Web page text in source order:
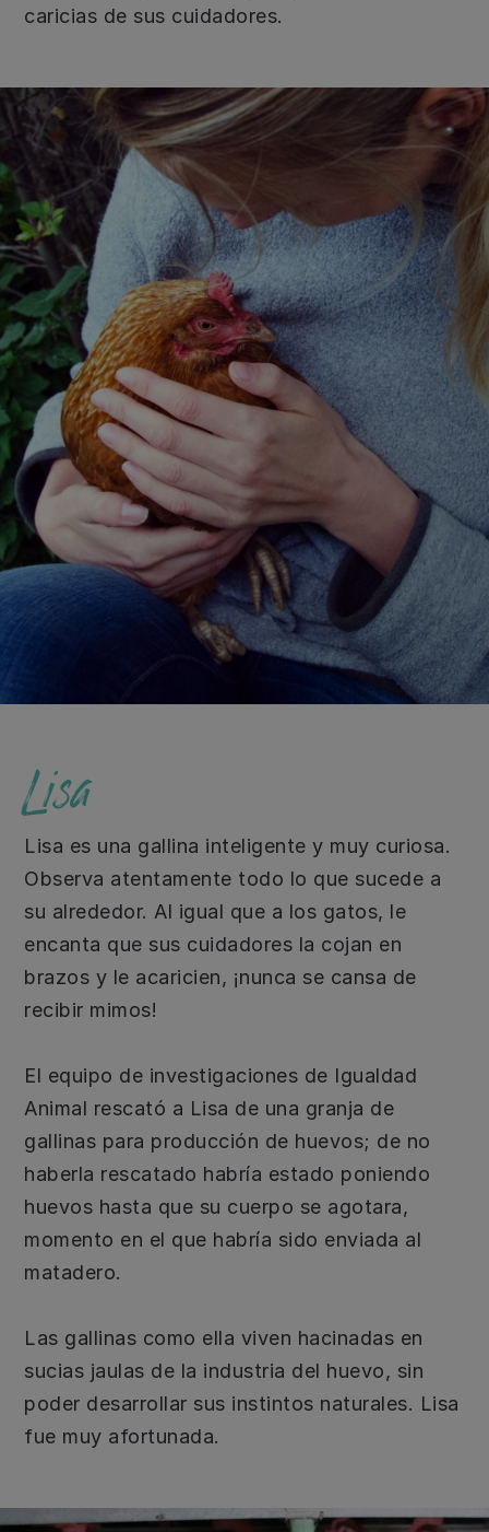
caricias de sus cuidadores.
Lisa
Lisa es una gallina inteligente y muy curiosa.
Observa atentamente todo lo que sucede a
su alrededor. Al igual que a los gatos, le
encanta que sus cuidadores la cojan en
brazos y le acaricien, ¡nunca se cansa de
recibir mimos!
El equipo de investigaciones de Igualdad
Animal rescató a Lisa de una granja de
gallinas para producción de huevos; de no
haberla rescatado habría estado poniendo
huevos hasta que su cuerpo se agotara,
momento en el que habría sido enviada al
matadero.
Las gallinas como ella viven hacinadas en
sucias jaulas de la industria del huevo, sin
poder desarrollar sus instintos naturales. Lisa
fue muy afortunada.